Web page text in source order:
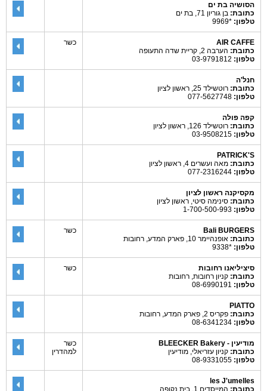
הסושיה בת ים
כתובת: בן גוריון 71, בת ים
טלפון: *9969
AIR CAFFE
כתובת: הערבה 2, קריית שדה התעופה
טלפון:
כשר
חנל'ה
כתובת: רוטשילד 25, ראשון לציון
טלפון:
קפה פולה
כתובת: רוטשילד 126, ראשון לציון
טלפון:
PATRICK'S
כתובת: מאה ועשרים 4, ראשון לציון
טלפון:
מקסיקנה ראשון לציון
כתובת: סינימה סיטי, ראשון לציון
טלפון:
Bali BURGERS
כתובת: אופנהיימר 10, פארק המדע, רחובות
טלפון: *9338
כשר
סיציליאנו רחובות
כתובת: קניון רחובות, רחובות
טלפון:
כשר
PIATTO
כתובת: פקריס 2, פארק המדע, רחובות
טלפון:
מודיעין - BLEECKER Bakery
כתובת: קניון עזריאלי, מודיעין
טלפון:
כשר
למהדרין
les J'umelles
כתובת: המייסדים 1, בית נקופה